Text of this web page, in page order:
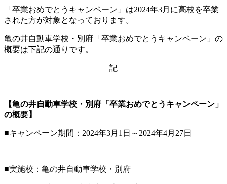
「卒業おめでとうキャンペーン」は2024年3月に高校を卒業
された方が対象となっております。
亀の井自動車学校・別府「卒業おめでとうキャンペーン」の
概要は下記の通りです。
記
【亀の井自動車学校・別府「卒業おめでとうキャンペーン」
の概要】
■キャンペーン期間：2024年3月1日～2024年4月27日
■実施校：亀の井自動車学校・別府